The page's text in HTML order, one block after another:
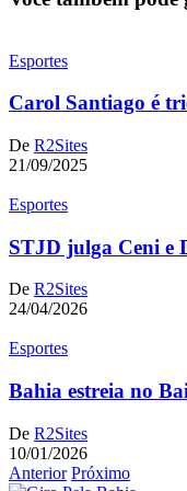
Esportes
Carol Santiago é
De R2Sites
21/09/2025
Esportes
STJD julga Ceni e
De R2Sites
24/04/2026
Esportes
Bahia estreia no
De R2Sites
10/01/2026
Anterior Próximo